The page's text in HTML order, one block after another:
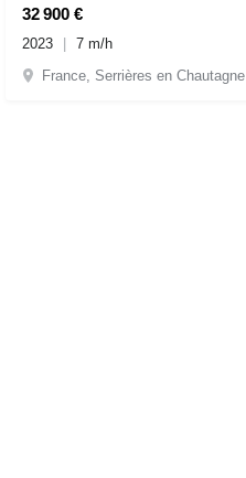
32 900 €
2023
7 m/h
France, Serrières en Chautagne